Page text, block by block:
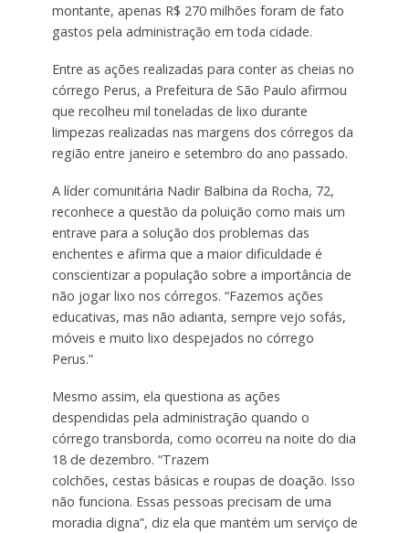
montante, apenas R$ 270 milhões foram de fato
gastos pela administração em toda cidade.
Entre as ações realizadas para conter as cheias no
córrego Perus, a Prefeitura de São Paulo afirmou
que recolheu mil toneladas de lixo durante
limpezas realizadas nas margens dos córregos da
região entre janeiro e setembro do ano passado.
A líder comunitária Nadir Balbina da Rocha, 72,
reconhece a questão da poluição como mais um
entrave para a solução dos problemas das
enchentes e afirma que a maior dificuldade é
conscientizar a população sobre a importância de
não jogar lixo nos córregos. “Fazemos ações
educativas, mas não adianta, sempre vejo sofás,
móveis e muito lixo despejados no córrego
Perus.”
Mesmo assim, ela questiona as ações
despendidas pela administração quando o
córrego transborda, como ocorreu na noite do dia
18 de dezembro. “Trazem
colchões, cestas básicas e roupas de doação. Isso
não funciona. Essas pessoas precisam de uma
moradia digna”, diz ela que mantém um serviço de